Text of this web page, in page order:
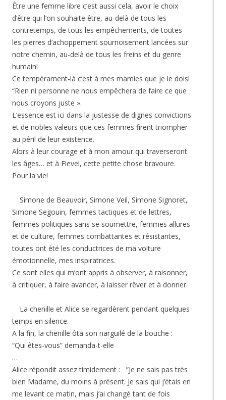
Être une femme libre c’est aussi cela, avoir le choix
d’être qui l’on souhaite être, au-delà de tous les
contretemps, de tous les empêchements, de toutes
les pierres d’achoppement sournoisement lancées sur
notre chemin, au-delà de tous les freins et du genre
humain!
Ce tempérament-là c’est à mes mamies que je le dois!
“Rien ni personne ne nous empêchera de faire ce que
nous croyons juste ».
L’essence est ici dans la justesse de dignes convictions
et de nobles valeurs que ces femmes firent triompher
au péril de leur existence.
Alors à leur courage et à mon amour qui traverseront
les âges… et à Fievel, cette petite chose bravoure.
Pour la vie!
Simone de Beauvoir, Simone Veil, Simone Signoret,
Simone Segouin, femmes tactiques et de lettres,
femmes politiques sans se soumettre, femmes allures
et de culture, femmes combattantes et résistantes,
toutes ont été les conductrices de ma voiture
émotionnelle, mes inspiratrices.
Ce sont elles qui m’ont appris à observer, à raisonner,
à critiquer, à faire avancer, à laisser rêver et à donner.
La chenille et Alice se regardèrent pendant quelques
temps en silence.
A la fin, la chenille ôta son narguilé de la bouche :
“Qui êtes-vous” demanda-t-elle
…
Alice répondit assez timidement : ”Je ne sais pas très
bien Madame, du moins à présent. Je sais qui j’étais en
me levant ce matin, mais j’ai changé tant de fois